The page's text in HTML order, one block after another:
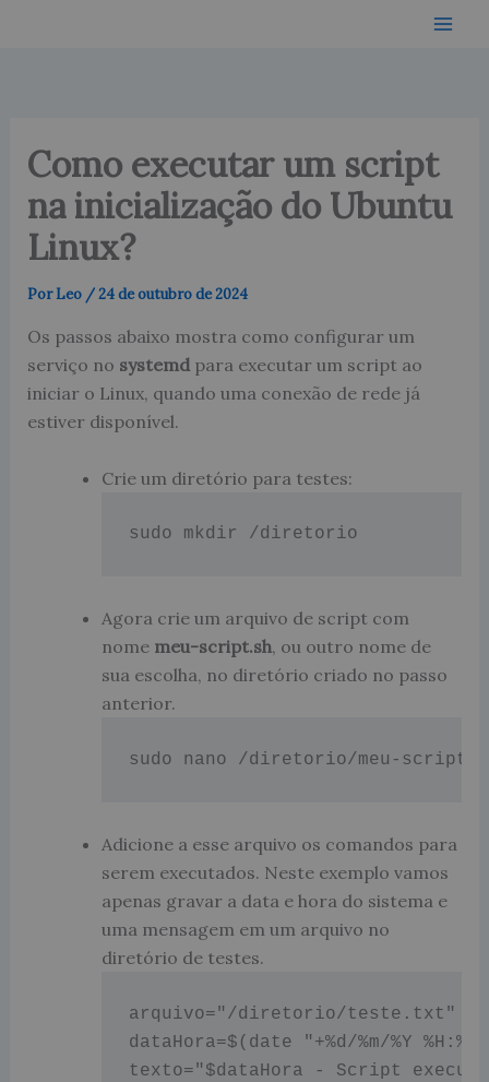
Como executar um script
na inicialização do Ubuntu
Linux?
PorLeo /24 de outubro de 2024
Os passos abaixo mostra como configurar um
serviço no systemdpara executar um script ao
iniciar o Linux, quando uma conexão de rede já
estiver disponível.
Crie um diretório para testes:
sudo mkdir /diretorio
Agora crie um arquivo de script com
nome meu-script.sh, ou outro nome de
sua escolha, no diretório criado no passo
anterior.
Adicione a esse arquivo os comandos para
serem executados. Neste exemplo vamos
apenas gravar a data e hora do sistema e
uma mensagem em um arquivo no
diretório de testes.
arquivo="/diretorio/teste.txt"
dataHora=$(date "+%d/%m/%Y
texto="$dataHora - Script